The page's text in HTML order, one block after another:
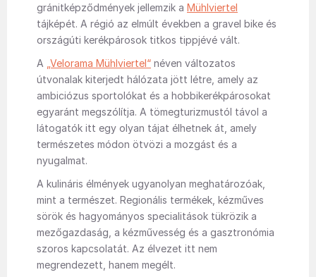
gránitképződmények jellemzik a Mühlviertel
tájképét. A régió az elmúlt években a gravel bike és
országúti kerékpárosok titkos tippjévé vált.
A „Velorama Mühlviertel“ néven változatos
útvonalak kiterjedt hálózata jött létre, amely az
ambiciózus sportolókat és a hobbikerékpárosokat
egyaránt megszólítja. A tömegturizmustól távol a
látogatók itt egy olyan tájat élhetnek át, amely
természetes módon ötvözi a mozgást és a
nyugalmat.
A kulináris élmények ugyanolyan meghatározóak,
mint a természet. Regionális termékek, kézműves
sörök és hagyományos specialitások tükrözik a
mezőgazdaság, a kézművesség és a gasztronómia
szoros kapcsolatát. Az élvezet itt nem
megrendezett, hanem megélt.